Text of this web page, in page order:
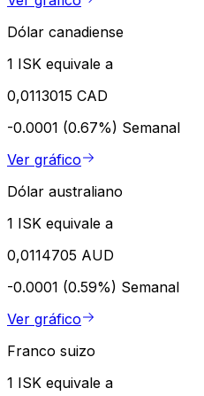
Dólar canadiense
1 ISK equivale a
0,0113015 CAD
-0.0001 (0.67%) Semanal
Ver gráfico
Dólar australiano
1 ISK equivale a
0,0114705 AUD
-0.0001 (0.59%) Semanal
Ver gráfico
Franco suizo
1 ISK equivale a